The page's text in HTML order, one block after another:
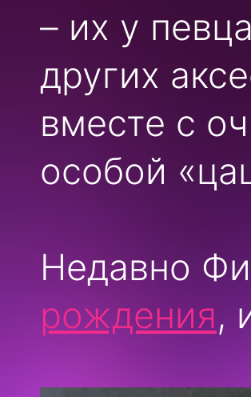
– их у
других
вместе с
особой
Недавно
рождения,